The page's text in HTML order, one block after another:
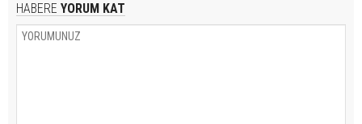
HABERE YORUM KAT